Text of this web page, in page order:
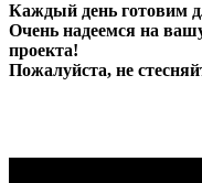
Каждый день готовим
Очень надеемся на
проекта!
Пожалуйста, не